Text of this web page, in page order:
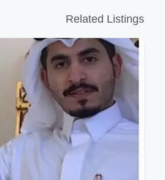
Related Listings